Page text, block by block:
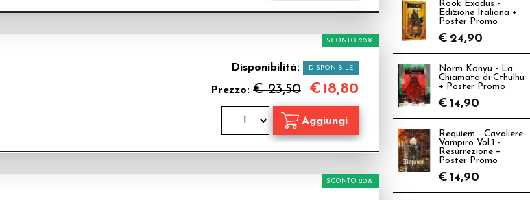
Disponibilità: DISPONIBILE
Prezzo: € 23,50
SCONTO 20%
€18,80
SCONTO 20%
Rook Exodus -
Edizione Italiana +
Poster Promo
€ 24,90
Norm Konyu - La
Chiamata di Cthulhu
+ Poster Promo
€ 14,90
Requiem - Cavaliere
Vampiro Vol.1 -
Resurrezione +
Poster Promo
€ 14,90